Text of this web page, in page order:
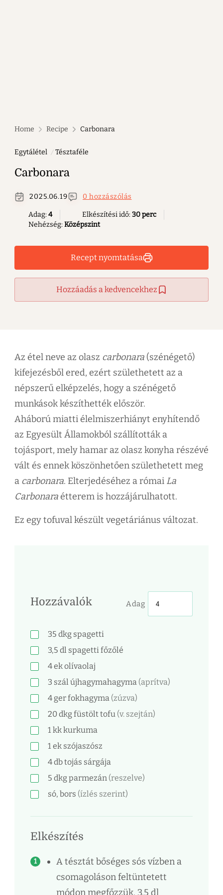
Home Recipe Carbonara
Egytálétel Tésztaféle
Carbonara
2025.06.19 0 hozzászólás
Adag:4 Elkészítési idő:30 perc
Nehézség:Középszint
Recept nyomtatása
Hozzáadás a kedvencekhez
Az étel neve az olasz carbonara (szénégető)
kifejezésből ered, ezért születhetett az a
népszerű elképzelés, hogy a szénégető
munkások készíthették először.
Aháború miatti élelmiszerhiányt enyhítendő
az Egyesült Államokból szállították a
tojásport, mely hamar az olasz konyha részévé
vált és ennek köszönhetően születhetett meg
a carbonara. Elterjedéséhez a római La
Carbonara étterem is hozzájárulhatott.
Ez egy tofuval készült vegetáriánus változat.
Hozzávalók Adag
35 dkg spagetti
3,5 dl spagetti főzőlé
4ekolívaolaj
3 szál újhagymahagyma (aprítva)
4 gerfokhagyma (zúzva)
20dkgfüstölt tofu (v. szejtán)
1kkkurkuma
1ek szójaszósz
4dbtojás sárgája
5 dkgparmezán (reszelve)
só, bors (ízlés szerint)
Elkészítés
A tésztát bőséges sós vízben a
csomagoláson feltüntetett
módon megfőzzük. 3,5 dl